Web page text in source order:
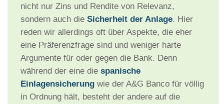
nicht nur Zins und Rendite von Relevanz,
sondern auch die Sicherheit der Anlage. Hier
reden wir allerdings oft über Aspekte, die eher
eine Präferenzfrage sind und weniger harte
Argumente für oder gegen die Bank. Denn
während der eine die spanische
Einlagensicherung wie der A&G Banco für völlig
in Ordnung hält, besteht der andere auf die